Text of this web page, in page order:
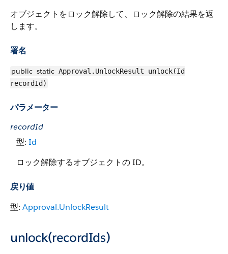
オブジェクトをロック解除して、ロック解除の結果を返
します。
署名
public static Approval.UnlockResult unlock(Id
recordId)
パラメーター
recordId
型: Id
ロック解除するオブジェクトの ID。
戻り値
型: Approval.UnlockResult
unlock(recordIds)